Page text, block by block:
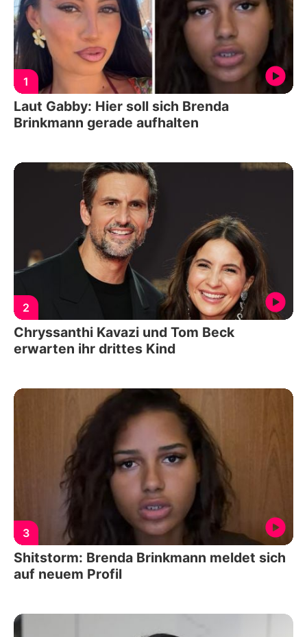
1
Laut Gabby: Hier soll sich Brenda
Brinkmann gerade aufhalten
2
Chryssanthi Kavazi und Tom Beck
erwarten ihr drittes Kind
3
Shitstorm: Brenda Brinkmann meldet sich
auf neuem Profil